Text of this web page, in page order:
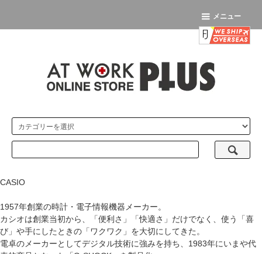
メニュー
CASIO
1957年創業の時計・電子情報機器メーカー。
カシオは創業当初から、「便利さ」「快適さ」だけでなく、使う「喜
び」や手にしたときの「ワクワク」を大切にしてきた。
電卓のメーカーとしてデジタル技術に強みを持ち、1983年にいまや代